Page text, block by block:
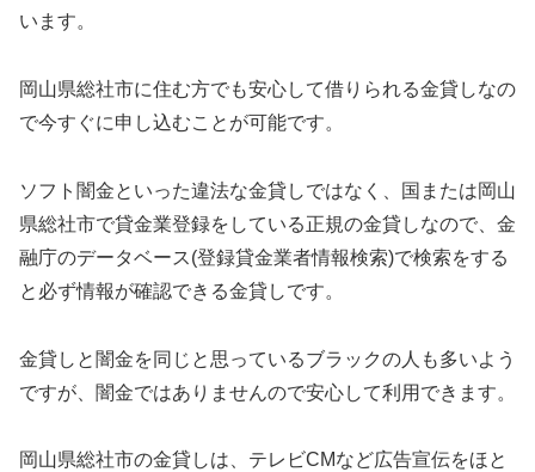
います。
岡山県総社市に住む方でも安心して借りられる金貸しなの
で今すぐに申し込むことが可能です。
ソフト闇金といった違法な金貸しではなく、国または岡山
県総社市で貸金業登録をしている正規の金貸しなので、金
融庁のデータベース(登録貸金業者情報検索)で検索をする
と必ず情報が確認できる金貸しです。
金貸しと闇金を同じと思っているブラックの人も多いよう
ですが、闇金ではありませんので安心して利用できます。
岡山県総社市の金貸しは、テレビCMなど広告宣伝をほと